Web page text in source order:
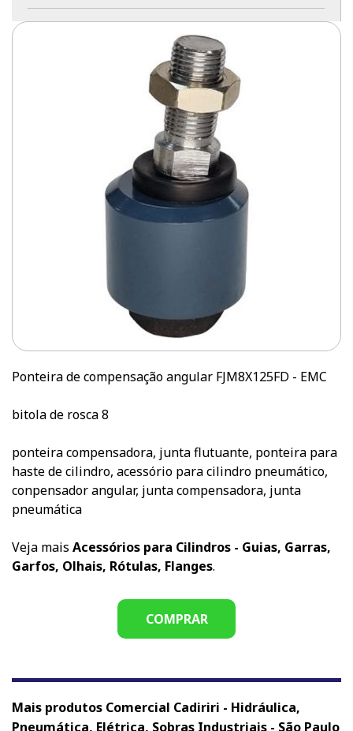
Ponteira de compensação angular FJM8X125FD - EMC
bitola de rosca 8
ponteira compensadora, junta flutuante, ponteira para
haste de cilindro, acessório para cilindro pneumático,
conpensador angular, junta compensadora, junta
pneumática
Veja mais Acessórios para Cilindros - Guias, Garras,
Garfos, Olhais, Rótulas, Flanges.
COMPRAR
Mais produtos Comercial Cadiriri - Hidráulica,
Pneumática, Elétrica, Sobras Industriais - São Paulo